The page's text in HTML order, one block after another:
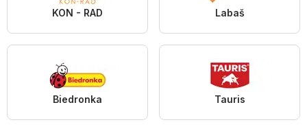
KON - RAD Labaš
Biedronka Tauris